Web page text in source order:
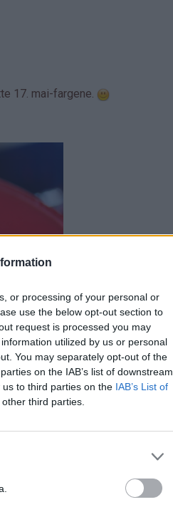
or processing of your personal or
use the below opt-out section to
request is processed you may
utilized by us or personal
You may separately opt-out of the
on the IAB’s list of downstream
to third parties on the IAB’s List of
third parties.
17. mai-fargene.